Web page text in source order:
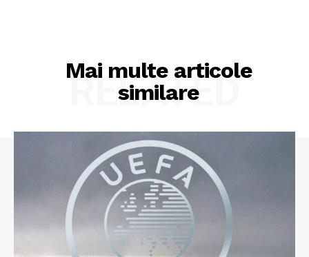
Mai multe articole
similare
RELATED